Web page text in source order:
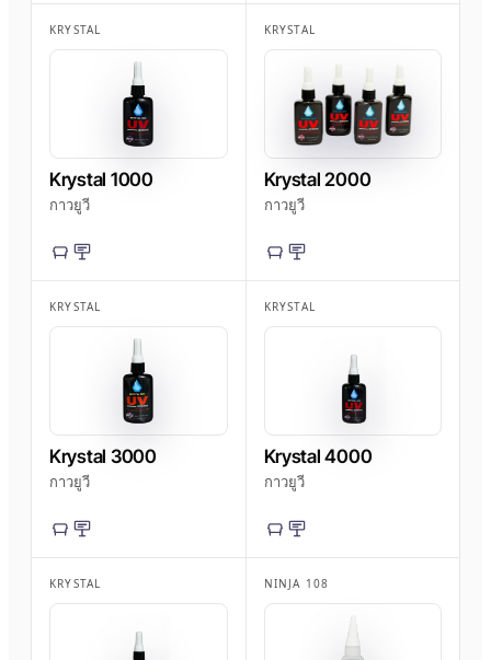
KRYSTAL
Krystal 1000
กาวยูวี
KRYSTAL
Krystal 2000
กาวยูวี
KRYSTAL
Krystal 3000
กาวยูวี
KRYSTAL
Krystal 4000
กาวยูวี
KRYSTAL NINJA 108